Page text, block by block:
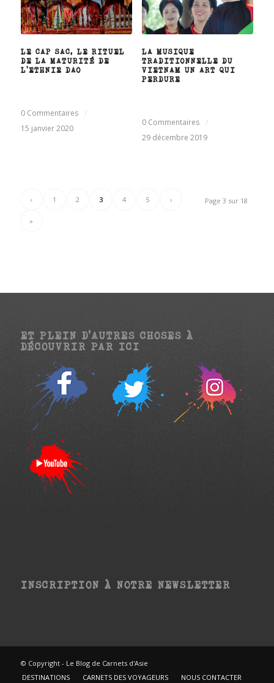
LE CAP SAC, LE RITUEL
DE LA MATURITÉ DE
L’ETHNIE DAO
0 Commentaires
/
15 janvier 2020
LA MUSIQUE
TRADITIONNELLE DU
VIETNAM UN ART QUI
PERDURE
0 Commentaires
/
29 décembre 2019
Page 3 sur 18
‹ 1 2 3 4 5 ›
»
ET PLEIN D’AUTRES CHOSES À
DÉCOUVRIR PAR ICI
INSCRIPTION À NOTRE NEWSLETTER
© Copyright - Le Blog de Carnets d'Asie
DESTINATIONS
CARNETS DES VOYAGEURS NOUS CONTACTER